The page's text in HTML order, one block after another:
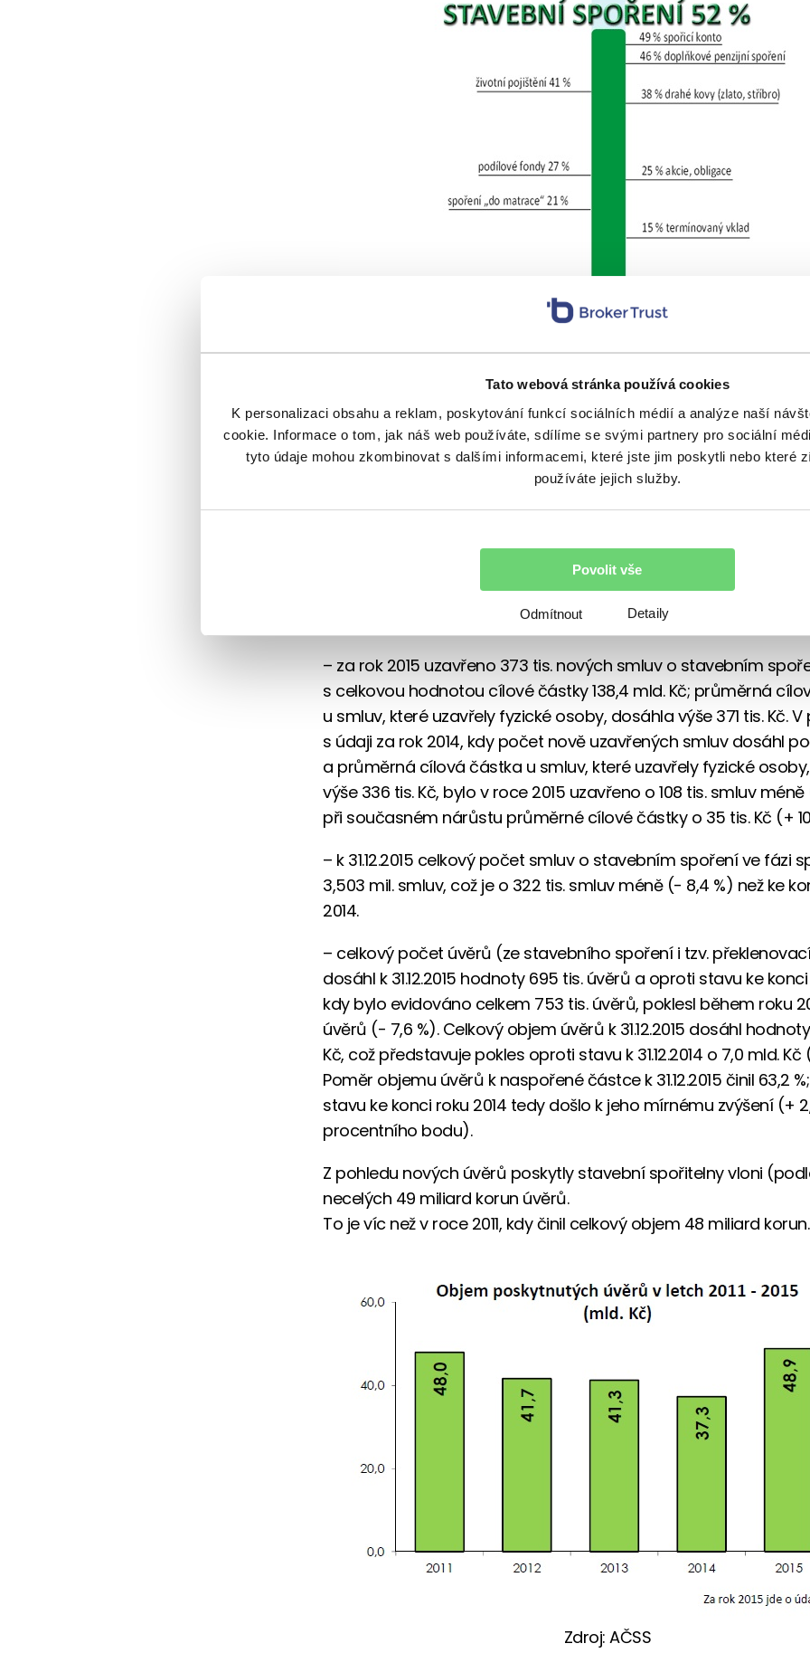
Detaily
Tato webová stránka používá cookies
K personalizaci obsahu a reklam, poskytování funkcí sociálních médií a analýze naší
cookie. Informace o tom, jak náš web používáte, sdílíme se svými partnery pro sociální
tyto údaje mohou zkombinovat s dalšími informacemi, které jste jim poskytli nebo které
používáte jejich služby.
Odmítnout
Povolit vše
Zdroj: AČSS, www.acss.cz
Jiří Šedivý z AČSS zdůvodňuje oblibu stavebka faktem, že Češi
obecně rádi investice do nemovitostí. Dvě třetiny lidí by podle
A jak si stojí stavebko řečí tvrdých
Podle komentáře Ministerstva financí k základním ukazatelům
stavebního spoření v České republice k 31.12.2015 bylo:
– za rok 2015 uzavřeno 373 tis. nových smluv o stavebním
s celkovou hodnotou cílové částky 138,4 mld. Kč; průměrná
u smluv, které uzavřely fyzické osoby, dosáhla výše 371 tis. Kč.
s údaji za rok 2014, kdy počet nově uzavřených smluv dosáhl
a průměrná cílová částka u smluv, které uzavřely fyzické
výše 336 tis. Kč, bylo v roce 2015 uzavřeno o 108 tis. smluv
při současném nárůstu průměrné cílové částky o 35 tis. Kč (+
– k 31.12.2015 celkový počet smluv o stavebním spoření ve fázi
3,503 mil. smluv, což je o 322 tis. smluv méně (- 8,4 %) než ke
2014.
– celkový počet úvěrů (ze stavebního spoření i tzv.
dosáhl k 31.12.2015 hodnoty 695 tis. úvěrů a oproti stavu ke konci
kdy bylo evidováno celkem 753 tis. úvěrů, poklesl během roku
úvěrů (- 7,6 %). Celkový objem úvěrů k 31.12.2015 dosáhl
Kč, což představuje pokles oproti stavu k 31.12.2014 o 7,0 mld. Kč
Poměr objemu úvěrů k naspořené částce k 31.12.2015 činil 63,2
stavu ke konci roku 2014 tedy došlo k jeho mírnému zvýšení (+
procentního bodu).
Z pohledu nových úvěrů poskytly stavební spořitelny vloni
necelých 49 miliard korun úvěrů.
To je víc než v roce 2011, kdy činil celkový objem 48 miliard korun.
Zdroj: AČSS